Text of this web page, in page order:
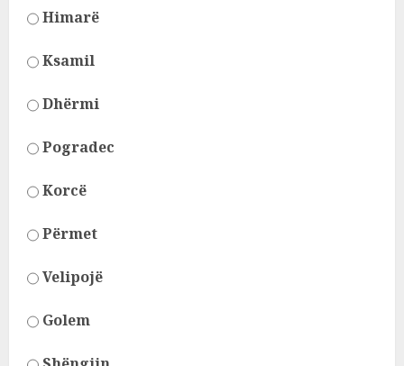
Himarë
Ksamil
Dhërmi
Pogradec
Korcë
Përmet
Velipojë
Golem